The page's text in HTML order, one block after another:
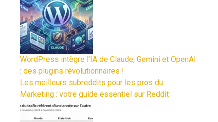
WordPress intègre l’IA de Claude, Gemini et OpenAI
: des plugins révolutionnaires !
Les meilleurs subreddits pour les pros du
Marketing : votre guide essentiel sur Reddit